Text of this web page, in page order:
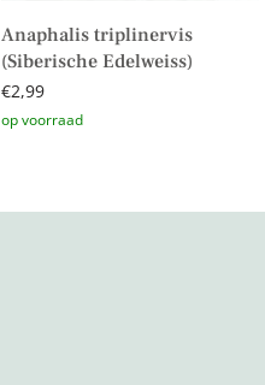
Anaphalis triplinervis
(Siberische Edelweiss)
€2,99